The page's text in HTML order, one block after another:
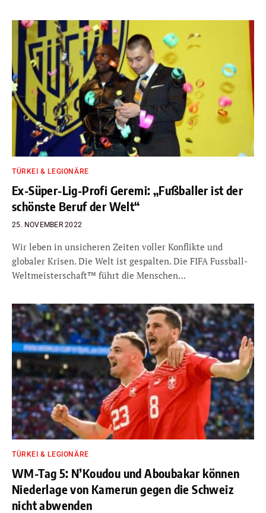
TÜRKEI & LEGIONÄRE
Ex-Süper-Lig-Profi Geremi: „Fußballer ist der
schönste Beruf der Welt“
25. NOVEMBER 2022
Wir leben in unsicheren Zeiten voller Konflikte und
globaler Krisen. Die Welt ist gespalten. Die FIFA Fussball-
Weltmeisterschaft™ führt die Menschen…
TÜRKEI & LEGIONÄRE
WM-Tag 5: N’Koudou und Aboubakar können
Niederlage von Kamerun gegen die Schweiz
nicht abwenden